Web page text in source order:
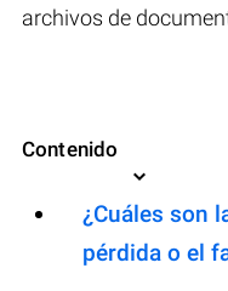
archivos de
Contenido
¿Cuáles son
pérdida o el